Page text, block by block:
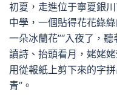
初夏，走進位于寧夏銀
中學，一個貼得花花綠
一朵冰蘭花”“入夜了，
讀詩、抬頭看月，姥姥
用從報紙上剪下來的字
青”。